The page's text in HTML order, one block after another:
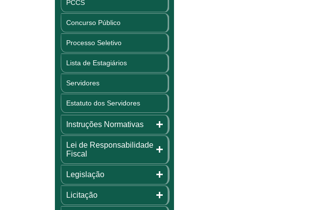
PCCS
Concurso Público
Processo Seletivo
Lista de Estagiários
Servidores
Estatuto dos Servidores
Instruções Normativas
Lei de Responsabilidade
Fiscal
Legislação
Licitação